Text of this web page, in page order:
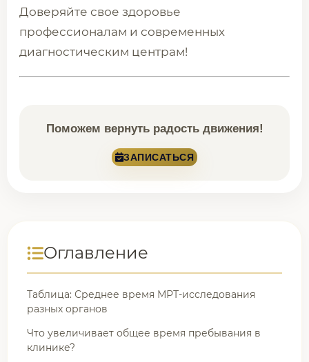
Доверяйте свое здоровье
профессионалам и современных
диагностическим центрам!
Поможем вернуть радость движения!
ЗАПИСАТЬСЯ
Оглавление
Таблица: Среднее время МРТ-исследования
разных органов
Что увеличивает общее время пребывания в
клинике?